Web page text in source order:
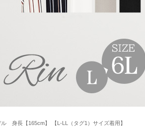
ル 身長【165cm】 【L-LL（タグ1）サイズ着用】